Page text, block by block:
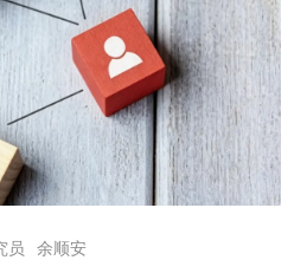
员 余顺安